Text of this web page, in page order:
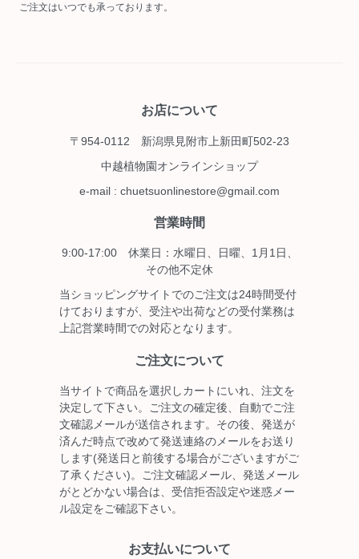
ご注文はいつでも承っております。
お店について
〒954-0112 新潟県見附市上新田町502-23
中越植物園オンラインショップ
e-mail : chuetsuonlinestore@gmail.com
営業時間
9:00-17:00 休業日：水曜日、日曜、1月1日、
その他不定休
当ショッピングサイトでのご注文は24時間受付
けておりますが、受注や出荷などの受付業務は
上記営業時間での対応となります。
ご注文について
当サイトで商品を選択しカートにいれ、注文を
決定して下さい。ご注文の確定後、自動でご注
文確認メールが送信されます。その後、発送が
済んだ時点で改めて発送連絡のメールをお送り
します(発送日と前後する場合がございますがご
了承ください)。ご注文確認メール、発送メール
がとどかない場合は、受信拒否設定や迷惑メー
ル設定をご確認下さい。
お支払いについて